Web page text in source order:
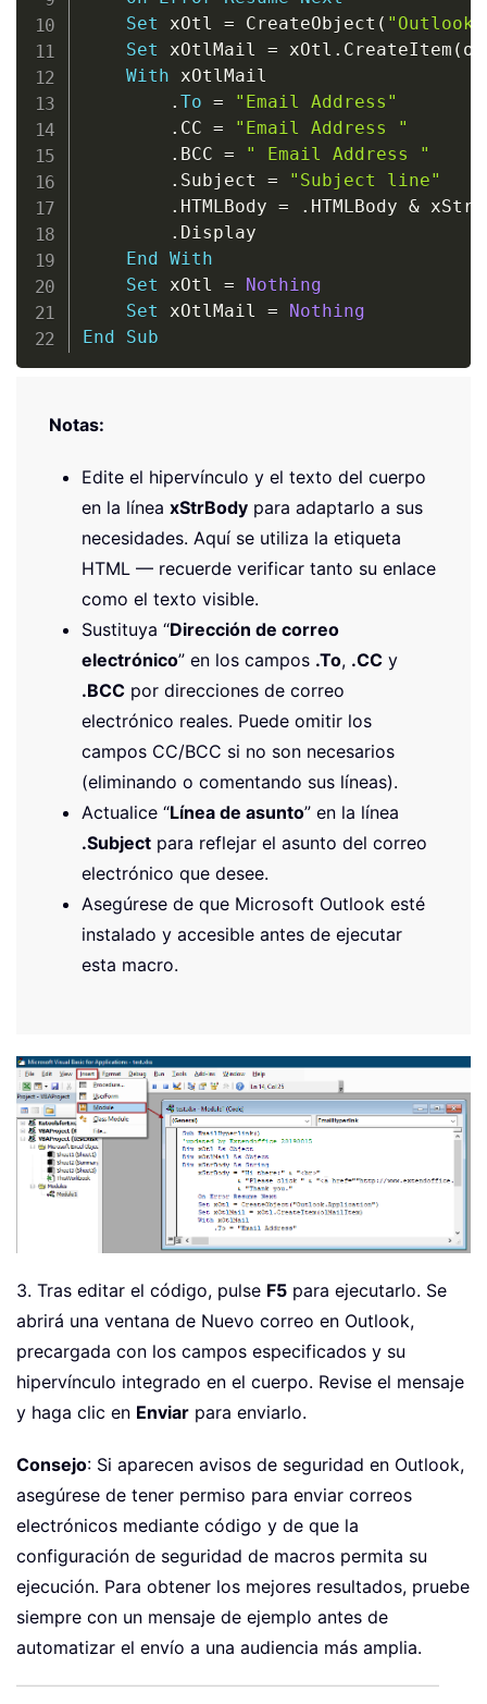
Set xOtl = CreateObject (
Set xOtlMail = xOtl . CreateItem (
With xOtlMail
. To =
"Email Address"
. CC =
"Email Address "
. BCC =
" Email Address "
. Subject =
"Subject line"
. HTMLBody = . HTMLBody &
. Display
End
With
Set xOtl =
Nothing
Set xOtlMail =
Nothing
End
Sub
Notas:
Edite el hipervínculo y el texto del cuerpo
en la línea xStrBody para adaptarlo a sus
necesidades. Aquí se utiliza la etiqueta
HTML — recuerde verificar tanto su enlace
como el texto visible.
Sustituya “Dirección de correo
electrónico” en los campos .To, .CC y
.BCC por direcciones de correo
electrónico reales. Puede omitir los
campos CC/BCC si no son necesarios
(eliminando o comentando sus líneas).
Actualice “Línea de asunto” en la línea
.Subject para reflejar el asunto del correo
electrónico que desee.
Asegúrese de que Microsoft Outlook esté
instalado y accesible antes de ejecutar
esta macro.
3. Tras editar el código, pulse F5 para ejecutarlo. Se
abrirá una ventana de Nuevo correo en Outlook,
precargada con los campos especificados y su
hipervínculo integrado en el cuerpo. Revise el mensaje
y haga clic en Enviar para enviarlo.
Consejo: Si aparecen avisos de seguridad en Outlook,
asegúrese de tener permiso para enviar correos
electrónicos mediante código y de que la
configuración de seguridad de macros permita su
ejecución. Para obtener los mejores resultados, pruebe
siempre con un mensaje de ejemplo antes de
automatizar el envío a una audiencia más amplia.